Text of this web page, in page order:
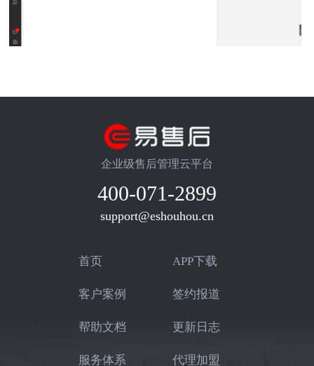
企业级售后管理云平台
400-071-2899
support@eshouhou.cn
首页 APP下载
客户案例 签约报道
帮助文档 更新日志
服务体系 代理加盟